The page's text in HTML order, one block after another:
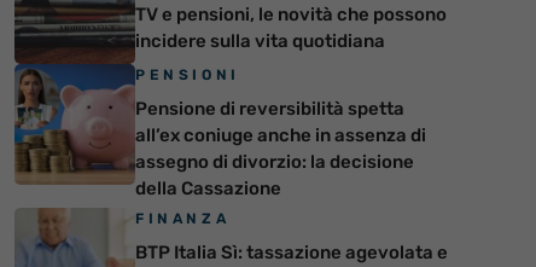
TV e pensioni, le novità che possono
incidere sulla vita quotidiana
PENSIONI
Pensione di reversibilità spetta
all’ex coniuge anche in assenza di
assegno di divorzio: la decisione
della Cassazione
FINANZA
BTP Italia Sì: tassazione agevolata e